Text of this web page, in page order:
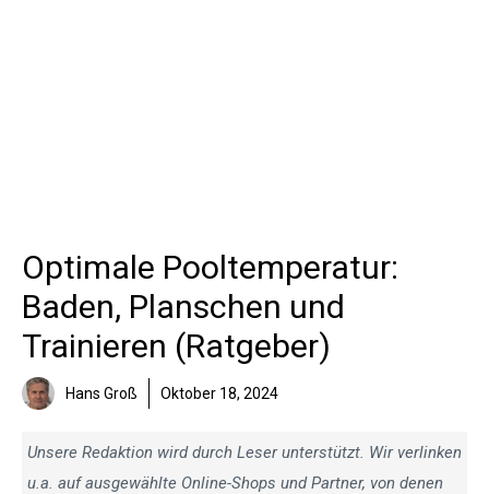
Optimale Pooltemperatur:
Baden, Planschen und
Trainieren (Ratgeber)
Hans Groß Oktober 18, 2024
Unsere Redaktion wird durch Leser unterstützt. Wir verlinken
u.a. auf ausgewählte Online-Shops und Partner, von denen